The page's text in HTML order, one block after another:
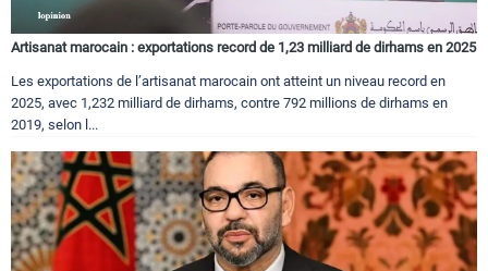
Artisanat marocain : exportations record de 1,23 milliard de dirhams en 2025
Les exportations de l’artisanat marocain ont atteint un niveau record en
2025, avec 1,232 milliard de dirhams, contre 792 millions de dirhams en
2019, selon l...